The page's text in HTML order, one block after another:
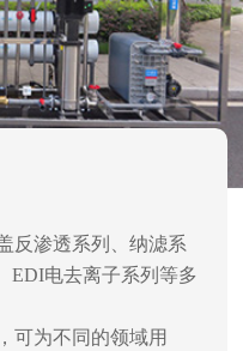
反渗透系列、纳滤系
EDI电去离子系列等多
可为不同的领域用